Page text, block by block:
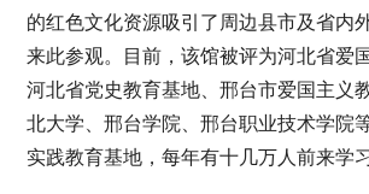
的红色文化资源吸引了周边县市及省内
来此参观。目前，该馆被评为河北省爱
河北省党史教育基地、邢台市爱国主义
北大学、邢台学院、邢台职业技术学院
实践教育基地，每年有十几万人前来学